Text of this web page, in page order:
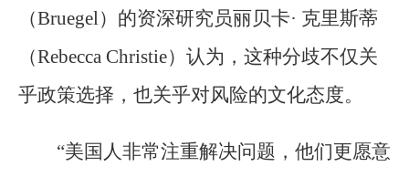
（Bruegel）的资深研究员丽贝卡· 克里斯蒂
（Rebecca Christie）认为，这种分歧不仅关
乎政策选择，也关乎对风险的文化态度。
“美国人非常注重解决问题，他们更愿意